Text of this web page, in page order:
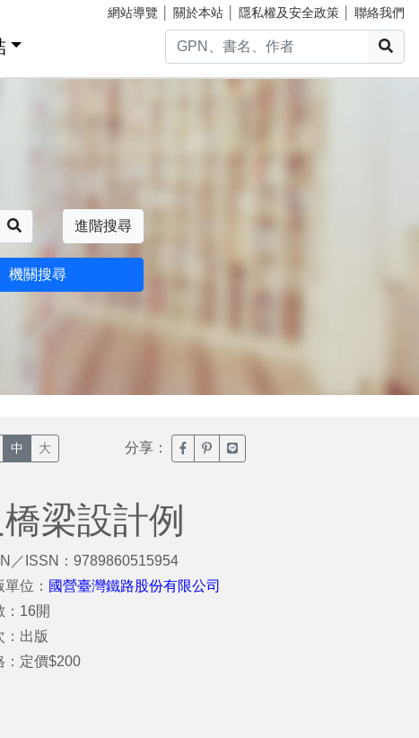
網站導覽 關於本站 隱私權及安全政策 聯絡我們
進階搜尋
機關搜尋
中 大 分享： 臉書分享(另開新視窗)
噗浪分享(另開新視窗)
Line分享(另開新視窗)
梁設計例
／ISSN：9789860515954
單位： 國營臺灣鐵路股份有限公司
：16開
：出版
：定價$200